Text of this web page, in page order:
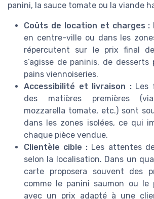
panini, la sauce tomate ou la viande
Coûts de location et charges :
en centre-ville ou dans les
répercutent sur le prix final
s’agisse de paninis, de
pains viennoiseries.
Accessibilité et livraison :Les
des matières premières
mozzarella tomate, etc.) sont
dans les zones isolées, ce qui
chaque pièce vendue.
Clientèle cible : Les attentes
selon la localisation. Dans un
carte proposera souvent des
comme le panini saumon ou le
avec un prix adapté à une